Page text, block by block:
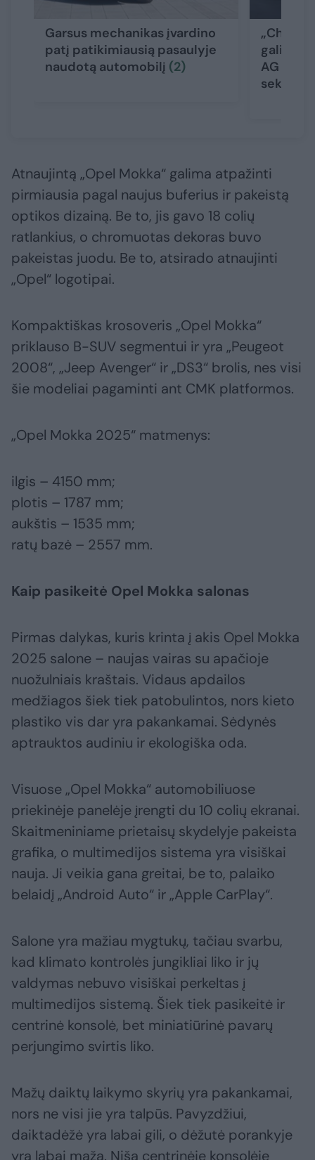
Garsus mechanikas įvardino
patį patikimiausią pasaulyje
naudotą automobilį (2)
AG ir
Atnaujintą „Opel Mokka“ galima atpažinti
pirmiausia pagal naujus buferius ir pakeistą
optikos dizainą. Be to, jis gavo 18 colių
ratlankius, o chromuotas dekoras buvo
pakeistas juodu. Be to, atsirado atnaujinti
„Opel“ logotipai.
Kompaktiškas krosoveris „Opel Mokka“
priklauso B-SUV segmentui ir yra „Peugeot
2008“, „Jeep Avenger“ ir „DS3“ brolis, nes visi
šie modeliai pagaminti ant CMK platformos.
„Opel Mokka 2025“ matmenys:
ilgis – 4150 mm;
plotis – 1787 mm;
aukštis – 1535 mm;
ratų bazė – 2557 mm.
Kaip pasikeitė Opel Mokka salonas
Pirmas dalykas, kuris krinta į akis Opel Mokka
2025 salone – naujas vairas su apačioje
nuožulniais kraštais. Vidaus apdailos
medžiagos šiek tiek patobulintos, nors kieto
plastiko vis dar yra pakankamai. Sėdynės
aptrauktos audiniu ir ekologiška oda.
Visuose „Opel Mokka“ automobiliuose
priekinėje panelėje įrengti du 10 colių ekranai.
Skaitmeniniame prietaisų skydelyje pakeista
grafika, o multimedijos sistema yra visiškai
nauja. Ji veikia gana greitai, be to, palaiko
belaidį „Android Auto“ ir „Apple CarPlay“.
Salone yra mažiau mygtukų, tačiau svarbu,
kad klimato kontrolės jungikliai liko ir jų
valdymas nebuvo visiškai perkeltas į
multimedijos sistemą. Šiek tiek pasikeitė ir
centrinė konsolė, bet miniatiūrinė pavarų
perjungimo svirtis liko.
Mažų daiktų laikymo skyrių yra pakankamai,
nors ne visi jie yra talpūs. Pavyzdžiui,
daiktadėžė yra labai gili, o dėžutė porankyje
yra labai maža. Niša centrinėje konsolėje